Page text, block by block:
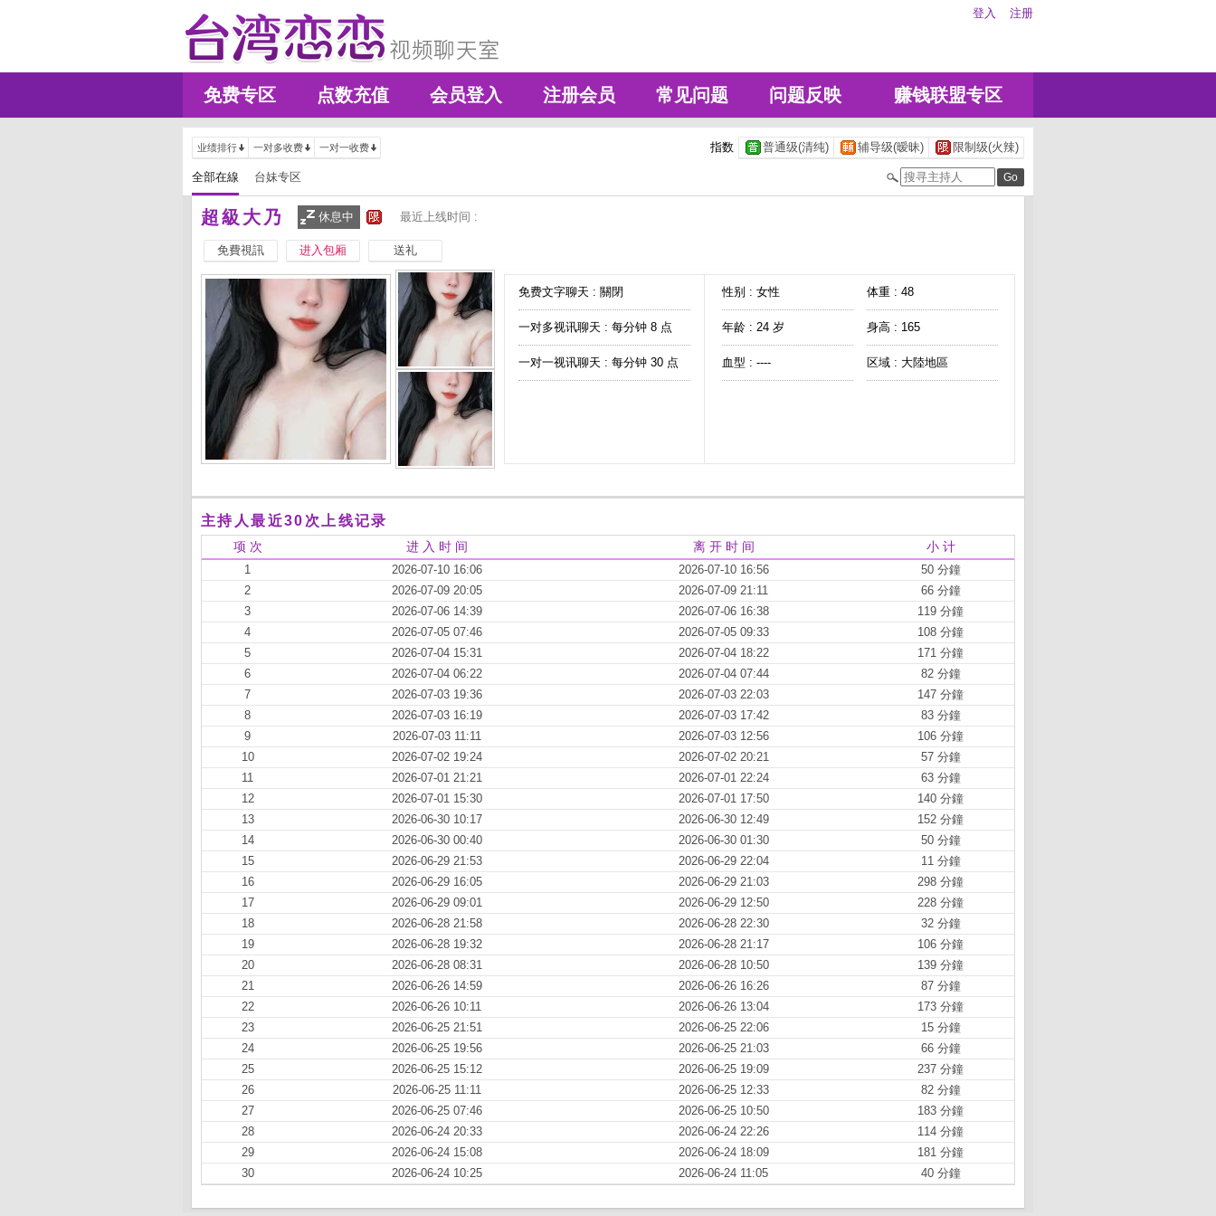
登入 注册
免费专区 点数充值 会员登入 注册会员 常见问题 问题反映 赚钱联盟专区
业绩排行 一对多收费 一对一收费 指数 普通级(清纯) 辅导级(暧昧) 限制级(火辣)
全部在線 台妹专区
超級大乃 休息中 最近上线时间 :
免費視訊 进入包厢 送礼
免费文字聊天 : 關閉
一对多视讯聊天 : 每分钟 8 点
一对一视讯聊天 : 每分钟 30 点
性别 : 女性 体重 : 48
年龄 : 24 岁 身高 : 165
血型 : ---- 区域 : 大陸地區
主持人最近30次上线记录
项 次 进 入 时 间 离 开 时 间 小 计
1 2026-07-10 16:06 2026-07-10 16:56
50 分鐘
2
2026-07-09 20:05 2026-07-09 21:11
66 分鐘
3
2026-07-06 14:39 2026-07-06 16:38
119 分鐘
4
2026-07-05 07:46 2026-07-05 09:33
108 分鐘
5
2026-07-04 15:31 2026-07-04 18:22
171 分鐘
6
2026-07-04 06:22 2026-07-04 07:44
82 分鐘
7
2026-07-03 19:36 2026-07-03 22:03
147 分鐘
8
2026-07-03 16:19 2026-07-03 17:42
83 分鐘
9
2026-07-03 11:11 2026-07-03 12:56
106 分鐘
10
2026-07-02 19:24 2026-07-02 20:21
57 分鐘
11
2026-07-01 21:21 2026-07-01 22:24
63 分鐘
12
2026-07-01 15:30 2026-07-01 17:50
140 分鐘
13
2026-06-30 10:17 2026-06-30 12:49
152 分鐘
14
2026-06-30 00:40 2026-06-30 01:30
50 分鐘
15
2026-06-29 21:53 2026-06-29 22:04
11 分鐘
16
2026-06-29 16:05 2026-06-29 21:03
298 分鐘
17
2026-06-29 09:01 2026-06-29 12:50
228 分鐘
18
2026-06-28 21:58 2026-06-28 22:30
32 分鐘
19
2026-06-28 19:32 2026-06-28 21:17
106 分鐘
20
2026-06-28 08:31 2026-06-28 10:50
139 分鐘
21
2026-06-26 14:59 2026-06-26 16:26
87 分鐘
22
2026-06-26 10:11 2026-06-26 13:04
173 分鐘
23
2026-06-25 21:51 2026-06-25 22:06
15 分鐘
24
2026-06-25 19:56 2026-06-25 21:03
66 分鐘
25
2026-06-25 15:12 2026-06-25 19:09
237 分鐘
26
2026-06-25 11:11 2026-06-25 12:33
82 分鐘
27
2026-06-25 07:46 2026-06-25 10:50
183 分鐘
28
2026-06-24 20:33 2026-06-24 22:26
114 分鐘
29
2026-06-24 15:08 2026-06-24 18:09
181 分鐘
30
2026-06-24 10:25 2026-06-24 11:05 40 分鐘